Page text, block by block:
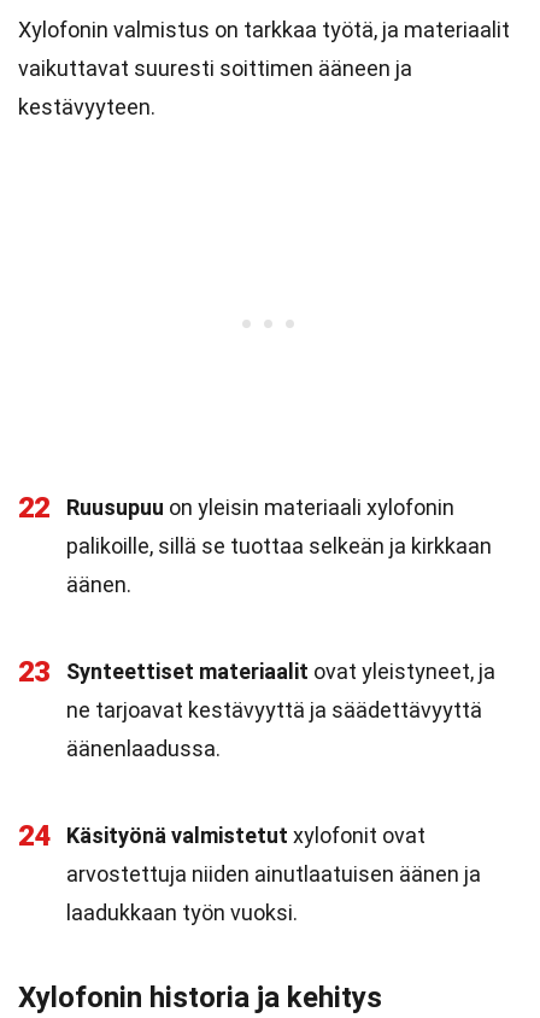
Xylofonin valmistus on tarkkaa työtä, ja materiaalit
vaikuttavat suuresti soittimen ääneen ja
kestävyyteen.
22 Ruusupuu on yleisin materiaali xylofonin
palikoille, sillä se tuottaa selkeän ja kirkkaan
äänen.
23 Synteettiset materiaalit ovat yleistyneet, ja
ne tarjoavat kestävyyttä ja säädettävyyttä
äänenlaadussa.
24 Käsityönä valmistetut xylofonit ovat
arvostettuja niiden ainutlaatuisen äänen ja
laadukkaan työn vuoksi.
Xylofonin historia ja kehitys